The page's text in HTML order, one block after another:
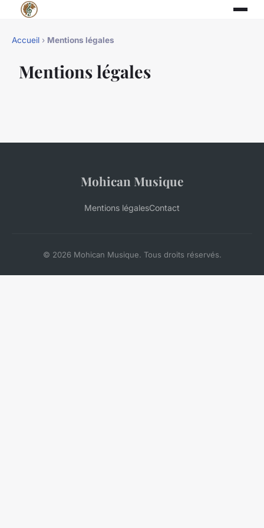
Accueil › Mentions légales
Mentions légales
Mohican Musique
Mentions légalesContact
© 2026 Mohican Musique. Tous droits réservés.